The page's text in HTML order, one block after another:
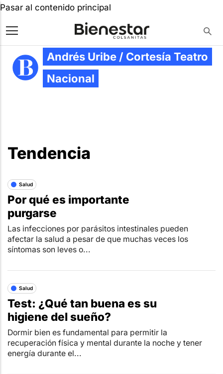
Pasar al contenido principal
Andrés Uribe / Cortesía Teatro
Nacional
Tendencia
Salud
Por qué es importante
purgarse
Las infecciones por parásitos intestinales pueden
afectar la salud a pesar de que muchas veces los
síntomas son leves o...
Salud
Test: ¿Qué tan buena es su
higiene del sueño?
Dormir bien es fundamental para permitir la
recuperación física y mental durante la noche y tener
energía durante el...